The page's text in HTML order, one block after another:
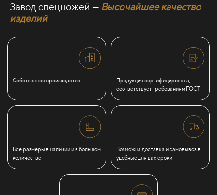
Завод спецножей — Высочайшее качество
изделий
Собственное производство
Продукция сертифицирована,
соответствует требованиям ГОСТ
Все размеры в наличии и в большом
количестве
Возможна доставка и самовывоз в
удобные для вас сроки